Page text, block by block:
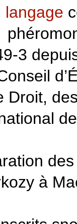
langage
3
Droit,
à